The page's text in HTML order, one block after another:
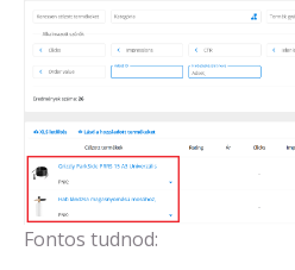
Fontos tudnod: